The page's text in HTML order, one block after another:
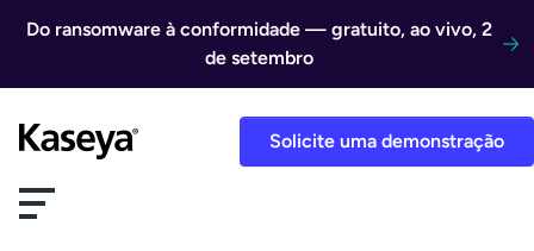
Do ransomware à conformidade — gratuito, ao vivo, 2
de setembro
Solicite uma demonstração